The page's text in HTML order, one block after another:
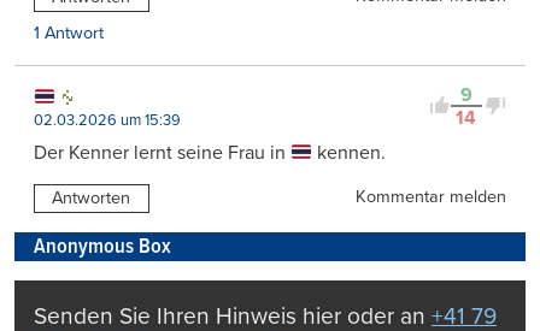
1 Antwort
9
14
02.03.2026 um 15:39
Der Kenner lernt seine Frau in kennen.
Antworten Kommentar melden
Anonymous Box
Senden Sie Ihren Hinweis hier oder an +41 79